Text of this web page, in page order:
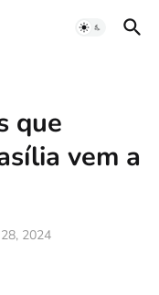
que
vem a
2024